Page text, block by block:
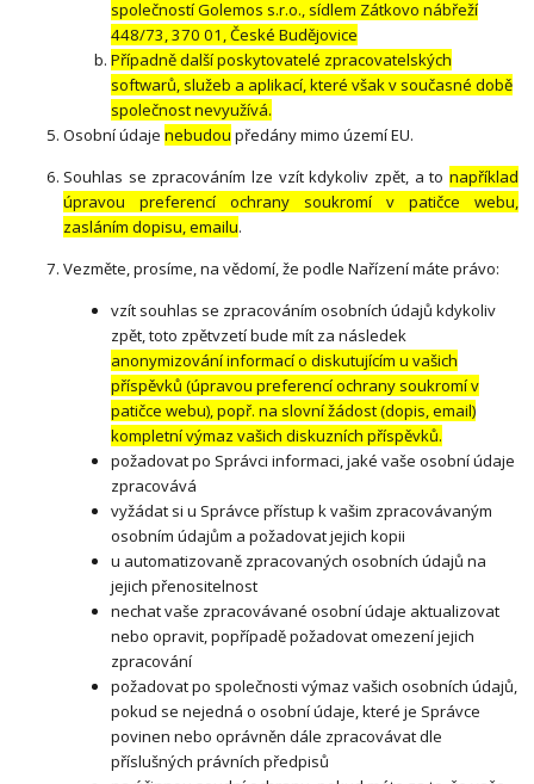
společností Golemos s.r.o., sídlem Zátkovo nábřeží
448/73, 370 01, České Budějovice
Případně další poskytovatelé zpracovatelských
softwarů, služeb a aplikací, které však v současné době
společnost nevyužívá.
Osobní údajenebudou předány mimo území EU.
Souhlas se zpracováním lze vzít kdykoliv zpět, a to například
úpravou preferencí ochrany soukromí v patičce webu,
zasláním dopisu, emailu.
Vezměte, prosíme, na vědomí, že podle Nařízení máte právo:
vzít souhlas se zpracováním osobních údajů kdykoliv
zpět, toto zpětvzetí bude mít za následek
anonymizování informací o diskutujícím u vašich
příspěvků (úpravou preferencí ochrany soukromí v
patičce webu), popř. na slovní žádost (dopis, email)
kompletní výmaz vašich diskuzních příspěvků.
požadovat po Správci informaci, jaké vaše osobní údaje
zpracovává
vyžádat si u Správce přístup k vašim zpracovávaným
osobním údajům a požadovat jejich kopii
u automatizovaně zpracovaných osobních údajů na
jejich přenositelnost
nechat vaše zpracovávané osobní údaje aktualizovat
nebo opravit, popřípadě požadovat omezení jejich
zpracování
požadovat po společnosti výmaz vašich osobních údajů,
pokud se nejedná o osobní údaje, které je Správce
povinen nebo oprávněn dále zpracovávat dle
příslušných právních předpisů